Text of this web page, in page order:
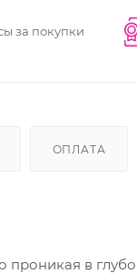
за покупки
ОПЛАТА
проникая в